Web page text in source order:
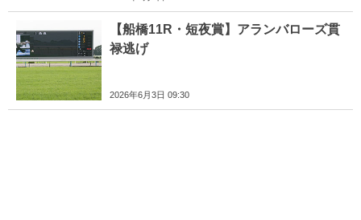
【船橋11R・短夜賞】アランバローズ貫
禄逃げ
2026年6月3日 09:30